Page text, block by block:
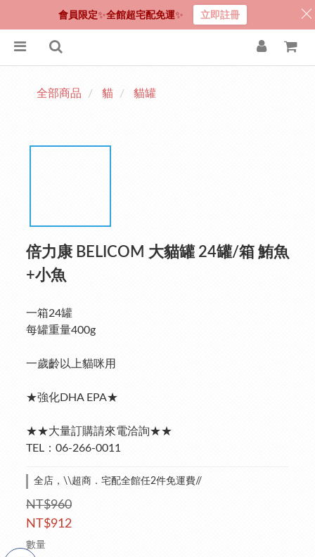
全部商品 貓 貓罐
倍力康 BELICOM 大貓罐 24罐/箱 鮪魚
+小魚
一箱24罐
每罐重量400g
一歲齡以上貓咪用
★強化DHA EPA★
★★大量訂購請來電洽詢★★
TEL：06-266-0011
全店，\\超商．宅配全館任2件免運費//
NT$960
NT$912
數量
會員限定✨全館超宅配免運✨ 立即註冊